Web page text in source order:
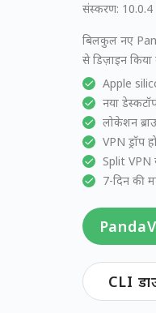
संस्करण: 10.0.4
बिलकुल नए
से डिज़ाइन किया
Apple
नया
लोकेशन
VPN
Split VPN
7-दिन की
CLI